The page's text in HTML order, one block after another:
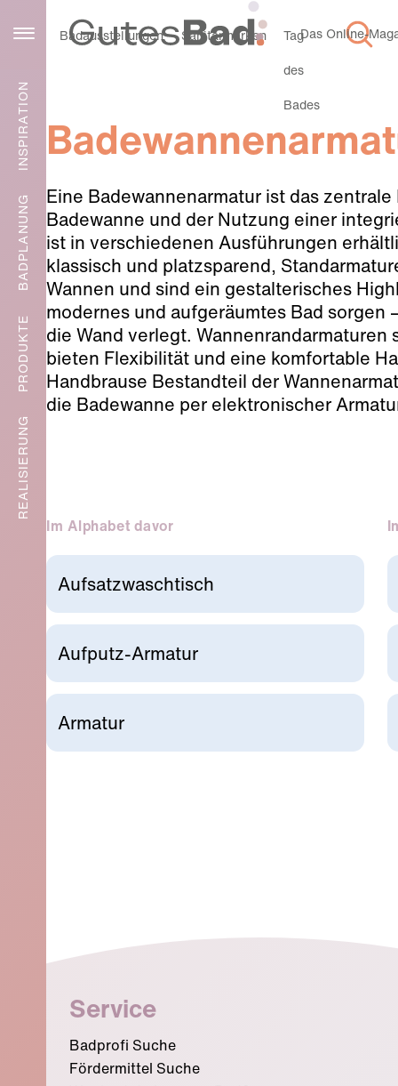
Das Online-
INSPIRATION
BADPLANUNG
PRODUKTE
REALISIERUNG
Badausstellungen Sanitärmarken
Tag
des
Bades
Eine Badewannenarmatur ist das
Badewanne und der Nutzung einer
ist in verschiedenen Ausführungen
klassisch und platzsparend,
Wannen und sind ein gestalterisches
modernes und aufgeräumtes Bad sorgen
die Wand verlegt.
bieten Flexibilität und eine komfortable
Handbrause Bestandteil der
die Badewanne per elektronischer
Im Alphabet davor
Aufsatzwaschtisch
Aufputz-Armatur
Armatur
Service
Badprofi Suche
Fördermittel Suche